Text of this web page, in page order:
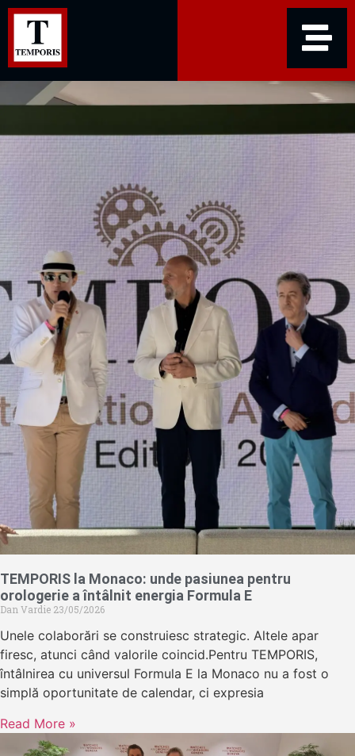
TEMPORIS la Monaco: unde pasiunea pentru
orologerie a întâlnit energia Formula E
Dan Vardie 23/05/2026
Unele colaborări se construiesc strategic. Altele apar
firesc, atunci când valorile coincid.Pentru TEMPORIS,
întâlnirea cu universul Formula E la Monaco nu a fost o
simplă oportunitate de calendar, ci expresia
Read More »